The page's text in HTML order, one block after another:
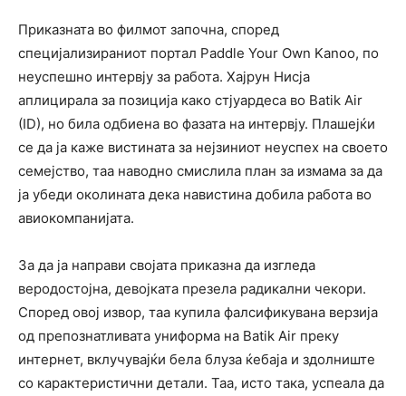
Приказната во филмот започна, според
специјализираниот портал Paddle Your Own Kanoo, по
неуспешно интервју за работа. Хајрун Нисја
аплицирала за позиција како стјуардеса во Batik Air
(ID), но била одбиена во фазата на интервју. Плашејќи
се да ја каже вистината за нејзиниот неуспех на своето
семејство, таа наводно смислила план за измама за да
ја убеди околината дека навистина добила работа во
авиокомпанијата.
За да ја направи својата приказна да изгледа
веродостојна, девојката презела радикални чекори.
Според овој извор, таа купила фалсификувана верзија
од препознатливата униформа на Batik Air преку
интернет, вклучувајќи бела блуза ќебаја и здолниште
со карактеристични детали. Таа, исто така, успеала да